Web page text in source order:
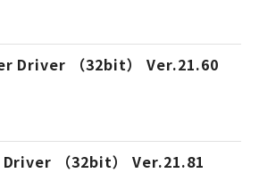
Driver （32bit） Ver.21.60
（32bit） Ver.21.81